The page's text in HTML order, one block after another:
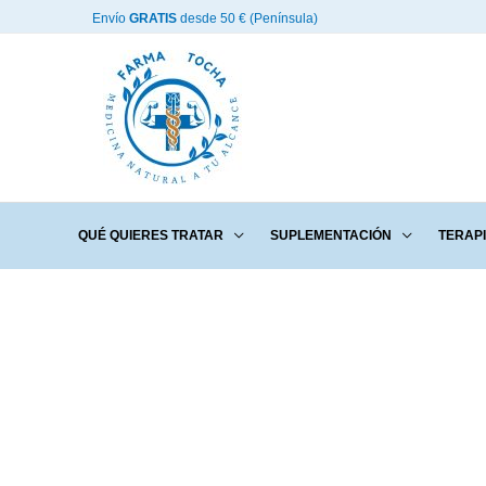
Envío GRATIS desde 50 € (Península)
QUÉ QUIERES TRATAR SUPLEMENTACIÓN